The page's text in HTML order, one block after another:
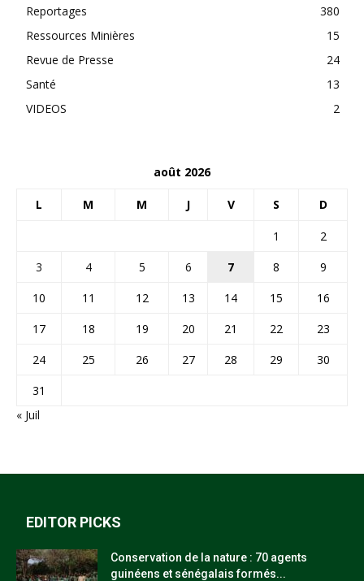
Reportages
380
Ressources Minières
15
Revue de Presse
24
Santé
13
VIDEOS
2
août 2026
L M M J V S D
1
2
3
4 5 6 7 8
9
10
11 12 13 14 15
16
17
18 19 20 21 22
23
24
25 26 27 28 29
30
31
« Juil
EDITOR PICKS
Conservation de la nature : 70 agents
guinéens et sénégalais formés...